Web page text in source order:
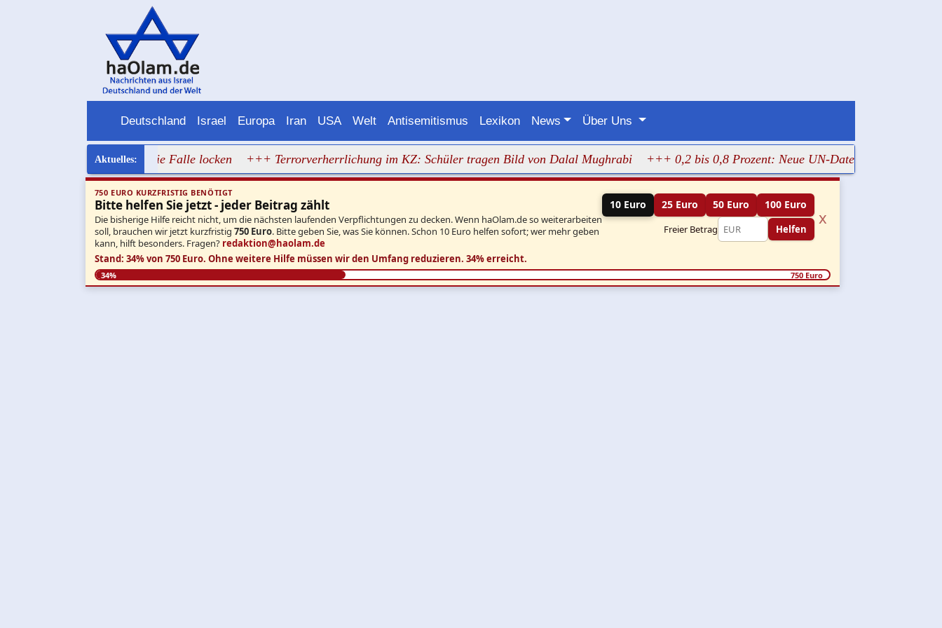
Deutschland Israel Europa Iran USA Welt Antisemitismus Lexikon News Über Uns
mit Entwaffnungsdeal in die Falle locken +++ Terrorverherrlichung im KZ: Schüler tragen Bild von Dalal Mughrabi +++ 0,2 bis 0,8 Prozent: Neue UN-Daten stellen Gaza-
750 EURO KURZFRISTIG BENÖTIGT
Bitte helfen Sie jetzt - jeder Beitrag zählt
Die bisherige Hilfe reicht nicht, um die nächsten laufenden Verpflichtungen zu decken. Wenn haOlam.de so weiterarbeiten
soll, brauchen wir jetzt kurzfristig 750 Euro. Bitte geben Sie, was Sie können. Schon 10 Euro helfen sofort; wer mehr geben
kann, hilft besonders. Fragen? redaktion@haolam.de
10 Euro 25 Euro 50 Euro 100 Euro
Freier Betrag Helfen
x
Stand: 34% von 750 Euro. Ohne weitere Hilfe müssen wir den Umfang reduzieren. 34% erreicht.
34% 750 Euro